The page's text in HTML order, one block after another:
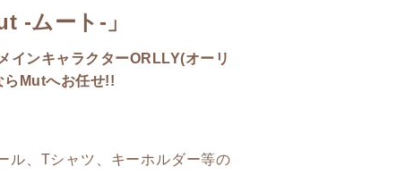
-ムート-」
インキャラクターORLLY(オーリ
らMutへお任せ!!
ル、Tシャツ、キーホルダー等の